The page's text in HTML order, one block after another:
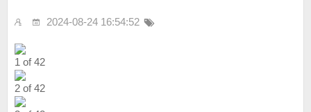
2024-08-24 16:54:52
1 of 42
2 of 42